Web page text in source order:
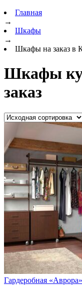
Главная
→
Шкафы
→
Шкафы на заказ в
Шкафы
заказ
Гардеробная «Аврора»